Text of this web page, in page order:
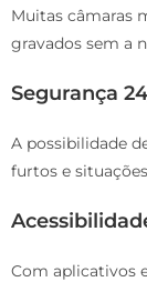
Muitas câmaras
gravados sem a
Segurança
A possibilidade
furtos e
Com aplicativos